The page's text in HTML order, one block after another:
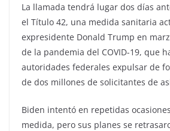
La llamada tendrá lugar dos días
el Título 42, una medida sanitaria
expresidente Donald Trump en
de la pandemia del COVID-19, que
autoridades federales expulsar de
de dos millones de solicitantes de
Biden intentó en repetidas
medida, pero sus planes se